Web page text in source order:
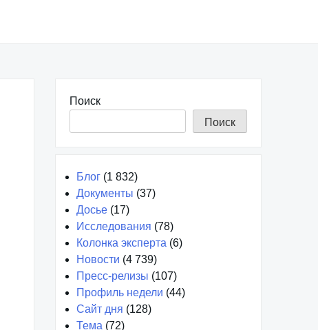
Поиск
Поиск
Блог (1 832)
Документы (37)
Досье (17)
Исследования (78)
Колонка эксперта (6)
Новости (4 739)
Пресс-релизы (107)
Профиль недели (44)
Сайт дня (128)
Тема (72)